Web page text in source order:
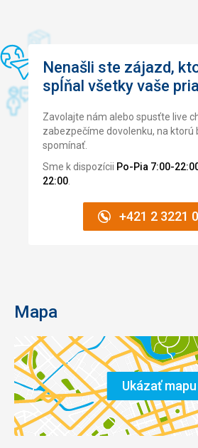
Nenašli ste zájazd,
spĺňal všetky vaše
Zavolajte nám alebo spusťte live
zabezpečíme dovolenku, na ktorú
spomínať.
Sme k dispozícii Po-Pia 7:00-
22:00
+421 2 3221
Mapa
Ukázať mapu